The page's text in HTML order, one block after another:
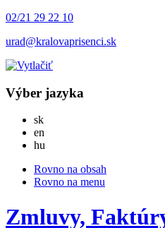
02/21 29 22 10
urad@kralovaprisenci.sk
Výber jazyka
skSlovensky
en
hu
Rovno na obsah
Rovno na menu
Zmluvy,